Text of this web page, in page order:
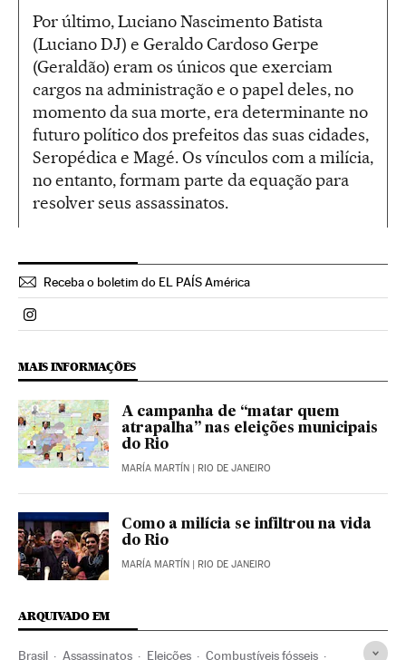
Por último, Luciano Nascimento Batista
(Luciano DJ) e Geraldo Cardoso Gerpe
(Geraldão) eram os únicos que exerciam
cargos na administração e o papel deles, no
momento da sua morte, era determinante no
futuro político dos prefeitos das suas cidades,
Seropédica e Magé. Os vínculos com a milícia,
no entanto, formam parte da equação para
resolver seus assassinatos.
Receba o boletim do EL PAÍS América
Politica El País Brasil en Instagram
MAIS INFORMAÇÕES
A campanha de “matar quem
atrapalha” nas eleições municipais
do Rio
MARÍA MARTÍN | RIO DE JANEIRO
Como a milícia se infiltrou na vida
do Rio
MARÍA MARTÍN | RIO DE JANEIRO
ARQUIVADO EM
Brasil Assassinatos Eleições Combustíveis fósseis